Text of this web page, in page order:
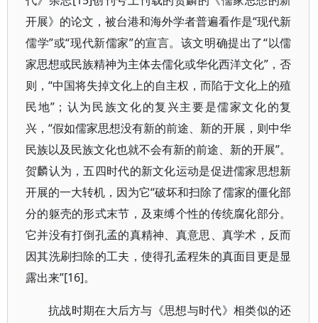
开展》的论文，被台港和海外学者普遍看作是“现代新
儒学”或“现代新儒家”的宣言。该文明确提出了“以儒
家思想或民族精神为主体去儒化或华化西洋文化”，否
则，“中国将失掉文化上的自主权，而陷于文化上的殖
民地”；认为民族文化的复兴主要是儒家文化的复
兴，“假如儒家思想没有新的前途、新的开展，则中华
民族以及民族文化也就不会有新的前途、新的开展”。
贺麟认为，五四时代的新文化运动是促进儒家思想新
开展的一大转机，因为它“破坏和扫除了儒家的僵化部
分的躯壳的形式末节，及束缚个性的传统腐化部分。
它并没有打倒孔孟的真精神、真意思、真学术，反而
因其洗刷扫除的工夫，使得孔孟程朱的真面目更是显
露出来”[16]。
抗战时期在大后方与《思想与时代》相类似的还